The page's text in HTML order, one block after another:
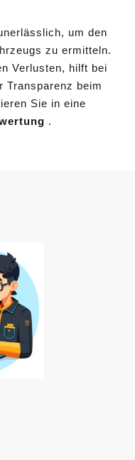
um den
zu ermitteln.
Verlusten, hilft bei
Transparenz beim
Sie in eine
.